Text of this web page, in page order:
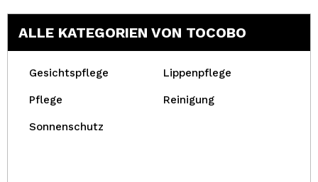
ALLE KATEGORIEN VON TOCOBO
Gesichtspflege Lippenpflege
Pflege Reinigung
Sonnenschutz